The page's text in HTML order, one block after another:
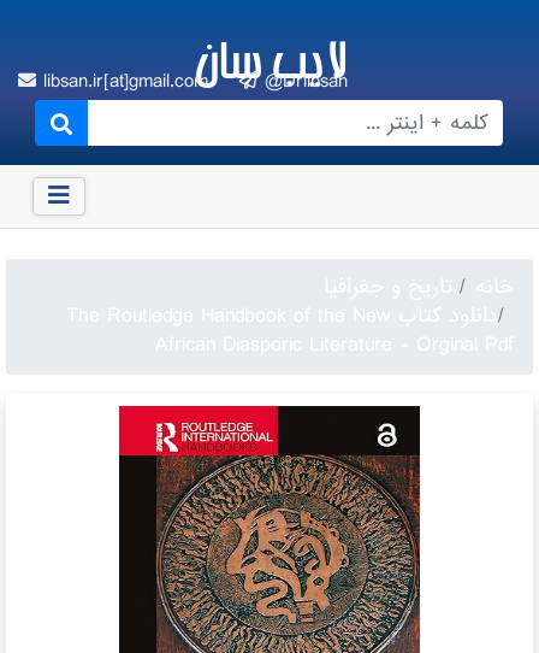
لایب سانlibsan.ir[at]gmail.com @Drlibsan
تاریخ و جغرافیا